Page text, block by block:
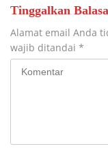
Tinggalkan
Alamat email Anda
wajib ditandai *